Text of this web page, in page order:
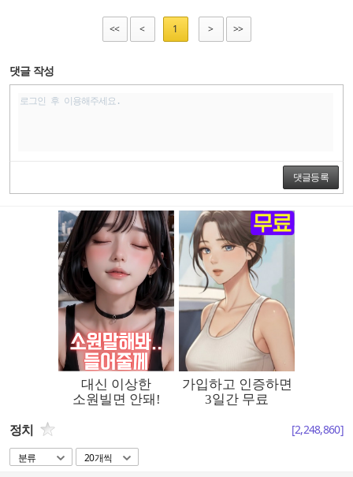
<< < 1 > >>
댓글 작성
댓글등록
정치 [2,248,860]
분류 20개씩